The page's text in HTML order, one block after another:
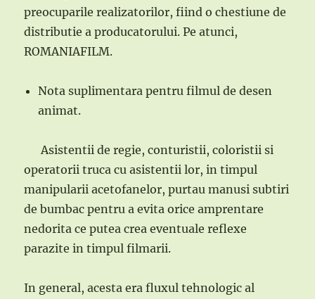
preocuparile realizatorilor, fiind o chestiune de
distributie a producatorului. Pe atunci,
ROMANIAFILM.
Nota suplimentara pentru filmul de desen
animat.
Asistentii de regie, conturistii, coloristii si
operatorii truca cu asistentii lor, in timpul
manipularii acetofanelor, purtau manusi subtiri
de bumbac pentru a evita orice amprentare
nedorita ce putea crea eventuale reflexe
parazite in timpul filmarii.
In general, acesta era fluxul tehnologic al